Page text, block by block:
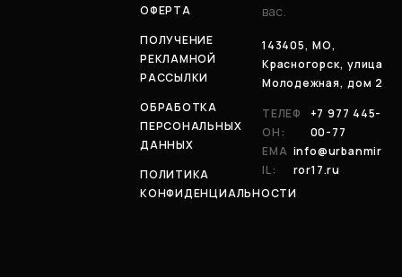
ОФЕРТА
ПОЛУЧЕНИЕ
РЕКЛАМНОЙ
РАССЫЛКИ
ОБРАБОТКА
ПЕРСОНАЛЬНЫХ
ДАННЫХ
ПОЛИТИКА
КОНФИДЕНЦИАЛЬНОСТИ
вас.
143405, МО,
Красногорск, улица
Молодежная, дом 2
ТЕЛЕФ
ОН:
+7 977 445-
00-77
EMA
IL:
info@urbanmir
ror17.ru